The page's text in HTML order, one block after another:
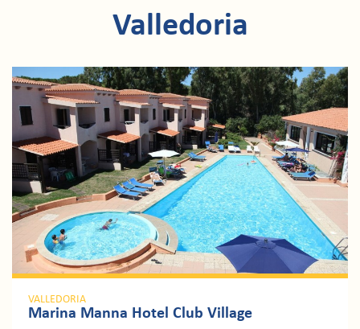
Valledoria
VALLEDORIA
Marina Manna Hotel Club Village